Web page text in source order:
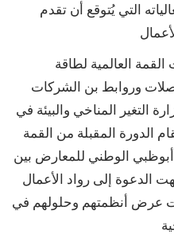
التي يُتوقع أن تقدم
العالمية لطاقة
وروابط بن الشركات
التغير المناخي والبيئة في
الدورة المقبلة من القمة
أبوظبي الوطني للمعارض بين
2021، وقد وُجهت الدعوة إلى رواد الأعمال
عرض أنظمتهم وحلولهم في